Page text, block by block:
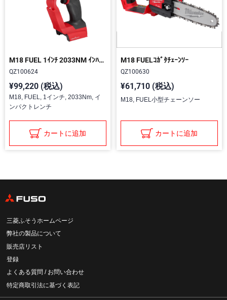
M18 FUEL 1ｲﾝﾁ 2033NM ｲﾝﾊﾟｸﾄﾚﾝﾁ
QZ100624
¥99,220 (税込)
M18, FUEL, 1インチ, 2033Nm, イ
ンパクトレンチ
カートに追加
M18 FUELｺｶﾞﾀﾁｪｰﾝｿｰ
QZ100630
¥61,710 (税込)
M18, FUEL小型チェーンソー
カートに追加
三菱ふそうホームページ
弊社の製品について
販売店リスト
登録
よくある質問 / お問い合わせ
特定商取引法に基づく表記